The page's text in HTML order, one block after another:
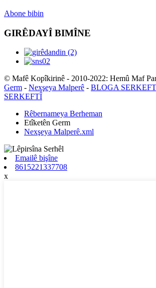
Abone bibin
GIRÊDAYÎ BIMÎNE
© Mafê Kopîkirinê - 2010-2022: Hemû Maf
Germ - Nexşeya Malperê - BLOGA
SERKEFTÎ
Rêbernameya Berheman
Etîketên Germ
Nexşeya Malperê.xml
Emailê bişîne
8615221337708
x